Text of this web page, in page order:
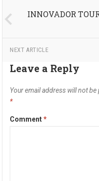
INNOVADOR
NEXT ARTICLE
Leave a Reply
Your email address will not be
*
Comment*